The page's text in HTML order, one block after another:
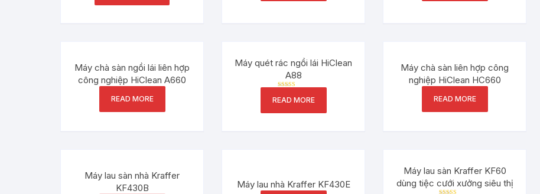
Máy chà sàn ngồi lái liên hợp
công nghiệp HiClean A660
READ MORE
Máy quét rác ngồi lái HiClean
A88
5.00
out of 5
READ MORE
Máy chà sàn liên hợp công
nghiệp HiClean HC660
READ MORE
Máy lau sàn nhà Kraffer
KF430B
Máy lau nhà Kraffer KF430E
Máy lau sàn Kraffer KF60
dùng tiệc cưới xưởng siêu thị